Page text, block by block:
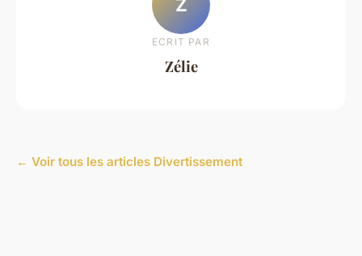
Z
ECRIT PAR
Zélie
← Voir tous les articles Divertissement